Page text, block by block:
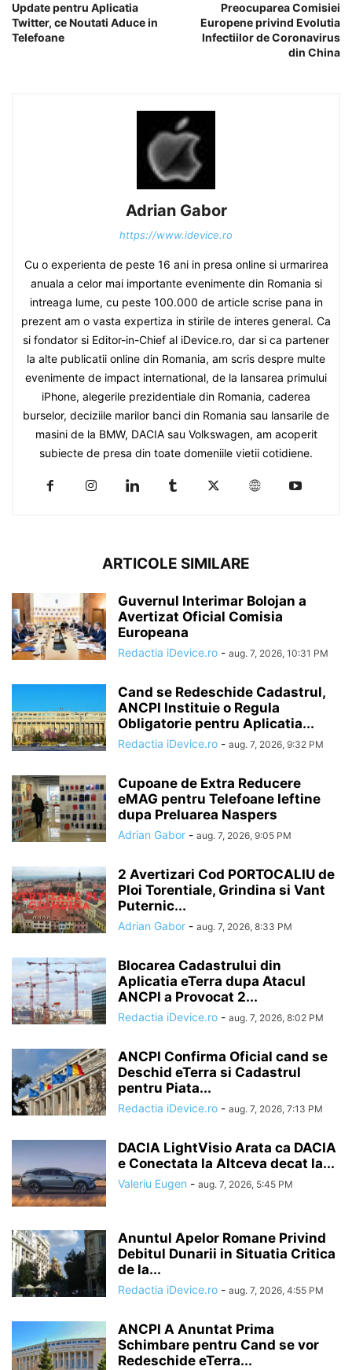
Update pentru Aplicatia
Twitter, ce Noutati Aduce in
Telefoane
Preocuparea Comisiei
Europene privind Evolutia
Infectiilor de Coronavirus
din China
Adrian Gabor
https://www.idevice.ro
Cu o experienta de peste 16 ani in presa online si urmarirea
anuala a celor mai importante evenimente din Romania si
intreaga lume, cu peste 100.000 de article scrise pana in
prezent am o vasta expertiza in stirile de interes general. Ca
si fondator si Editor-in-Chief al iDevice.ro, dar si ca partener
la alte publicatii online din Romania, am scris despre multe
evenimente de impact international, de la lansarea primului
iPhone, alegerile prezidentiale din Romania, caderea
burselor, deciziile marilor banci din Romania sau lansarile de
masini de la BMW, DACIA sau Volkswagen, am acoperit
subiecte de presa din toate domeniile vietii cotidiene.
ARTICOLE SIMILARE
Guvernul Interimar Bolojan a
Avertizat Oficial Comisia
Europeana
Redactia iDevice.ro - aug. 7, 2026, 10:31 PM
Cand se Redeschide Cadastrul,
ANCPI Instituie o Regula
Obligatorie pentru Aplicatia...
Redactia iDevice.ro - aug. 7, 2026, 9:32 PM
Cupoane de Extra Reducere
eMAG pentru Telefoane Ieftine
dupa Preluarea Naspers
Adrian Gabor - aug. 7, 2026, 9:05 PM
2 Avertizari Cod PORTOCALIU de
Ploi Torentiale, Grindina si Vant
Puternic...
Adrian Gabor - aug. 7, 2026, 8:33 PM
Blocarea Cadastrului din
Aplicatia eTerra dupa Atacul
ANCPI a Provocat 2...
Redactia iDevice.ro - aug. 7, 2026, 8:02 PM
ANCPI Confirma Oficial cand se
Deschid eTerra si Cadastrul
pentru Piata...
Redactia iDevice.ro - aug. 7, 2026, 7:13 PM
DACIA LightVisio Arata ca DACIA
e Conectata la Altceva decat la...
Valeriu Eugen - aug. 7, 2026, 5:45 PM
Anuntul Apelor Romane Privind
Debitul Dunarii in Situatia Critica
de la...
Redactia iDevice.ro - aug. 7, 2026, 4:55 PM
ANCPI A Anuntat Prima
Schimbare pentru Cand se vor
Redeschide eTerra...